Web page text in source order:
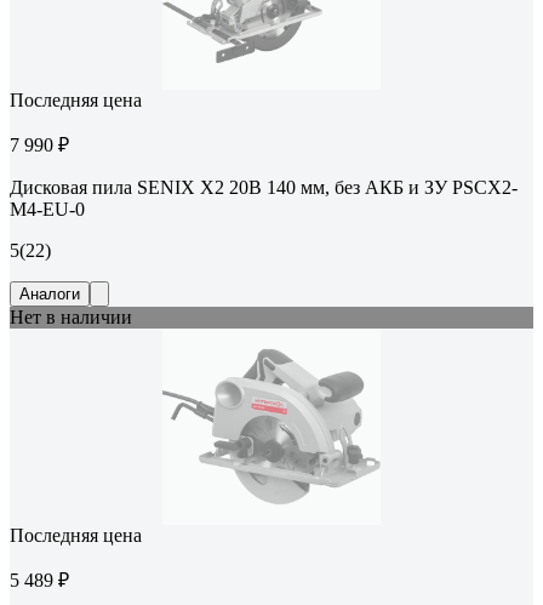
Последняя цена
7 990 ₽
Дисковая пила SENIX X2 20В 140 мм, без АКБ и ЗУ PSCX2-
M4-EU-0
5(22)
Аналоги
Нет в наличии
Последняя цена
5 489 ₽